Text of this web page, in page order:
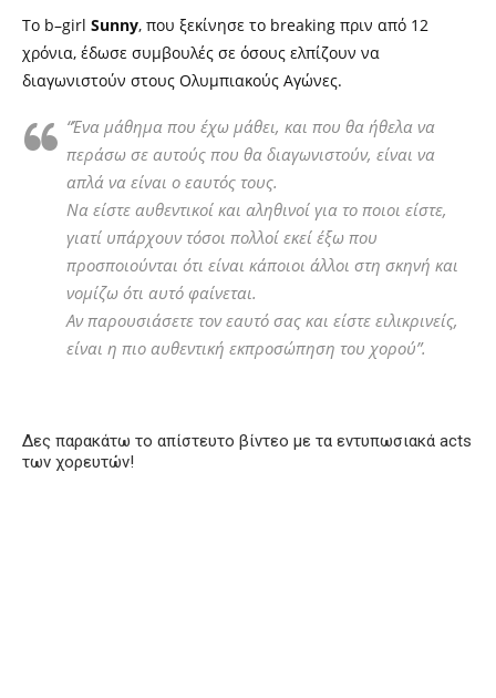
Το b–girl Sunny, που ξεκίνησε το breaking πριν από 12
χρόνια, έδωσε συμβουλές σε όσους ελπίζουν να
διαγωνιστούν στους Ολυμπιακούς Αγώνες.
“Ένα μάθημα που έχω μάθει, και που θα ήθελα να
περάσω σε αυτούς που θα διαγωνιστούν, είναι να
απλά να είναι ο εαυτός τους.
Να είστε αυθεντικοί και αληθινοί για το ποιοι είστε,
γιατί υπάρχουν τόσοι πολλοί εκεί έξω που
προσποιούνται ότι είναι κάποιοι άλλοι στη σκηνή και
νομίζω ότι αυτό φαίνεται.
Αν παρουσιάσετε τον εαυτό σας και είστε ειλικρινείς,
είναι η πιο αυθεντική εκπροσώπηση του χορού”.
Δες παρακάτω το απίστευτο βίντεο με τα εντυπωσιακά acts
των χορευτών!